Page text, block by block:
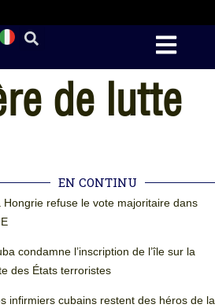
de lutte
EN CONTINU
Hongrie refuse le vote majoritaire dans
condamne l’inscription de l’île sur la
des États terroristes
infirmiers cubains restent des héros de la